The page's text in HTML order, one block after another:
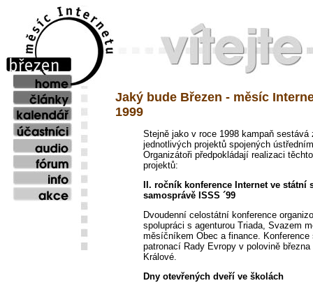
Jaký bude Březen - měsíc
1999
Stejně jako v roce 1998 kampaň sestává
jednotlivých projektů spojených
Organizátoři předpokládají realizaci
projektů:
II. ročník konference Internet ve státní
samosprávě ISSS ´99
Dvoudenní celostátní konference
spolupráci s agenturou Triada, Svazem
měsíčníkem Obec a finance.
patronací Rady Evropy v polovině března
Králové.
Dny otevřených dveří ve školách